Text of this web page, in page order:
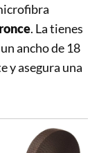
. La tienes
ancho de 18
y asegura una